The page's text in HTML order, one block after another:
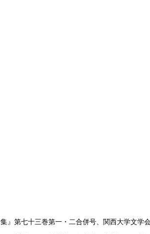
』第七十三巻第一・二合併号、関西大学文学